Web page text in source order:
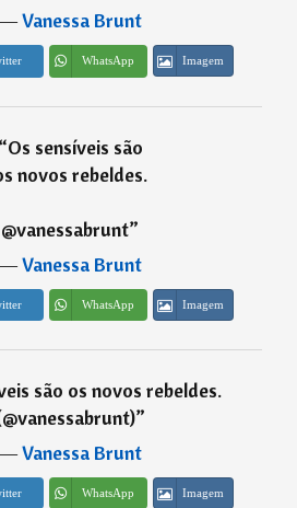
Vanessa Brunt
WhatsApp Imagem
“Os sensíveis são
novos rebeldes.
@vanessabrunt”
Vanessa Brunt
WhatsApp Imagem
são os novos rebeldes.
”
Vanessa Brunt
WhatsApp Imagem